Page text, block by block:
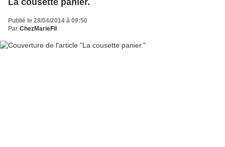
Publié le 28/04/2014 à 09:50
Par ChezMarieFil